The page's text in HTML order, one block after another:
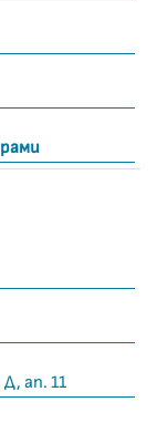
ап. 11